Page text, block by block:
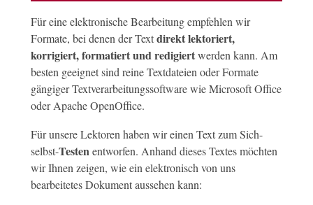
Für eine elektronische Bearbeitung empfehlen wir
Formate, bei denen der Textdirekt lektoriert,
korrigiert, formatiert und redigiertwerden kann. Am
besten geeignet sind reine Textdateien oder Formate
gängiger Textverarbeitungssoftware wie Microsoft Office
oder Apache OpenOffice.
Für unsere Lektoren haben wir einen Text zum Sich-
selbst-Testen entworfen. Anhand dieses Textes möchten
wir Ihnen zeigen, wie ein elektronisch von uns
bearbeitetes Dokument aussehen kann: